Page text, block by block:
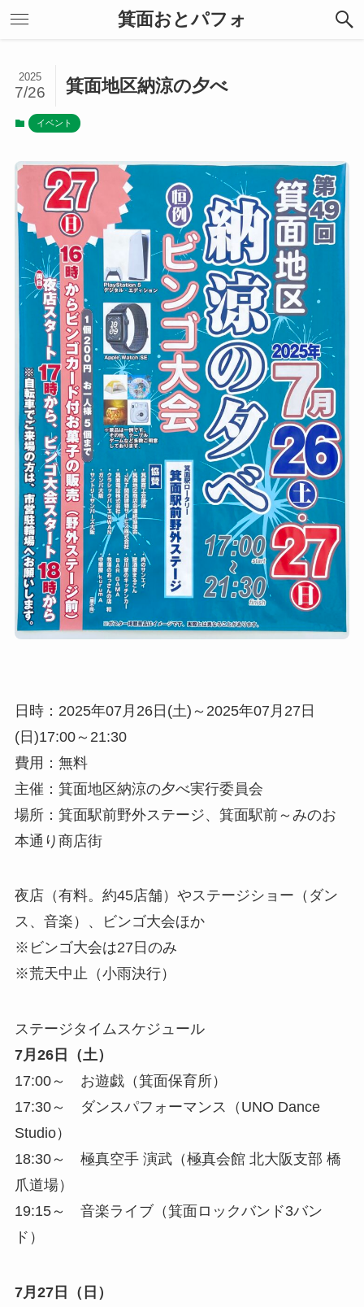
箕面おとパフォ
箕面地区納涼の夕べ
2025
7/26
イベント
日時：2025年07月26日(土)～2025年07月27日
(日)17:00～21:30
費用：無料
主催：箕面地区納涼の夕べ実行委員会
場所：箕面駅前野外ステージ、箕面駅前～みのお
本通り商店街
夜店（有料。約45店舗）やステージショー（ダン
ス、音楽）、ビンゴ大会ほか
※ビンゴ大会は27日のみ
※荒天中止（小雨決行）
ステージタイムスケジュール
7月26日（土）
17:00～ お遊戯（箕面保育所）
17:30～ ダンスパフォーマンス（UNO Dance
Studio）
18:30～ 極真空手 演武（極真会館 北大阪支部 橋
爪道場）
19:15～ 音楽ライブ（箕面ロックバンド3バン
ド）
7月27日（日）